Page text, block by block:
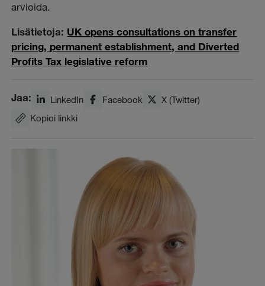
arvioida.
Lisätietoja: UK opens consultations on transfer
pricing, permanent establishment, and Diverted
Profits Tax legislative reform
Jaa: LinkedIn Facebook
X (Twitter)
Kopioi linkki